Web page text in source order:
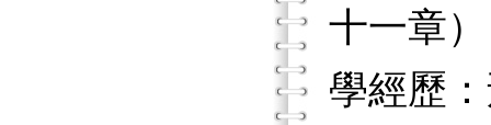
十一章）
學經歷